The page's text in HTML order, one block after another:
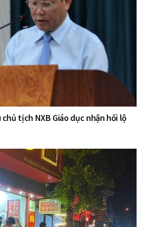
tịch NXB Giáo dục nhận hối lộ